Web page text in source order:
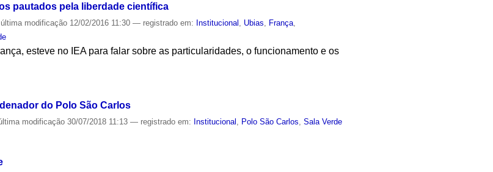
pautados pela liberdade científica
última modificação 12/02/2016 11:30— registrado em: Institucional , Ubias, França,
esteve no IEA para falar sobre as particularidades, o funcionamento e os
do Polo São Carlos
modificação 30/07/2018 11:13— registrado em: Institucional Polo São Carlos ,Sala Verde